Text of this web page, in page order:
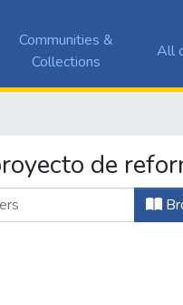
Communities &
Collections
All
de